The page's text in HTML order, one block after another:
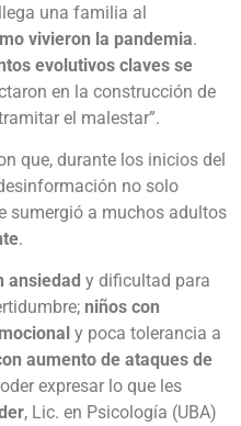
una familia al
vivieron la pandemia.
evolutivos claves se
en la construcción de
el malestar”.
que, durante los inicios del
no solo
sumergió a muchos adultos
.
ansiedad y dificultad para
niños con
y poca tolerancia a
aumento de ataques de
expresar lo que les
, Lic. en Psicología (UBA)